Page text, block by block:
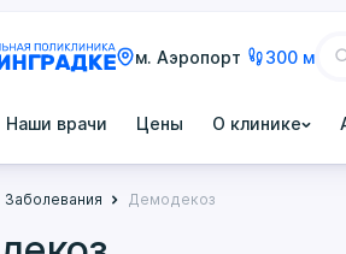
м. Аэропорт 300 м
Наши врачи Цены О клинике
Заболевания Демодекоз